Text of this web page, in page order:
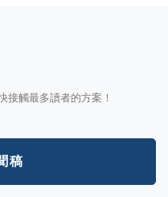
接觸最多讀者的方案！
稿